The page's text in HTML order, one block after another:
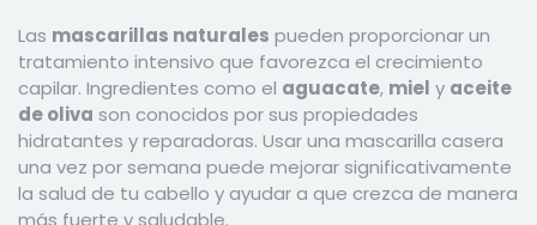
Las mascarillas naturales pueden proporcionar un
tratamiento intensivo que favorezca el crecimiento
capilar. Ingredientes como el aguacate, miel y aceite
de oliva son conocidos por sus propiedades
hidratantes y reparadoras. Usar una mascarilla casera
una vez por semana puede mejorar significativamente
la salud de tu cabello y ayudar a que crezca de manera